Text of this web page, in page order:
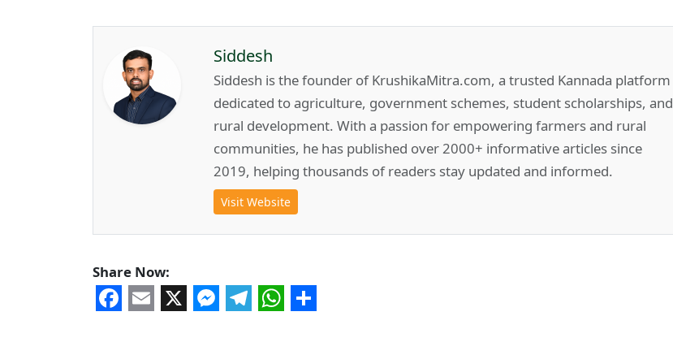
Siddesh
Siddesh is the founder of KrushikaMitra.com, a trusted Kannada platform
dedicated to agriculture, government schemes, student scholarships, and
rural development. With a passion for empowering farmers and rural
communities, he has published over 2000+ informative articles since
2019, helping thousands of readers stay updated and informed.
Visit Website
Share Now:
Facebook
Email
X Messenger
Telegram
WhatsApp
Share